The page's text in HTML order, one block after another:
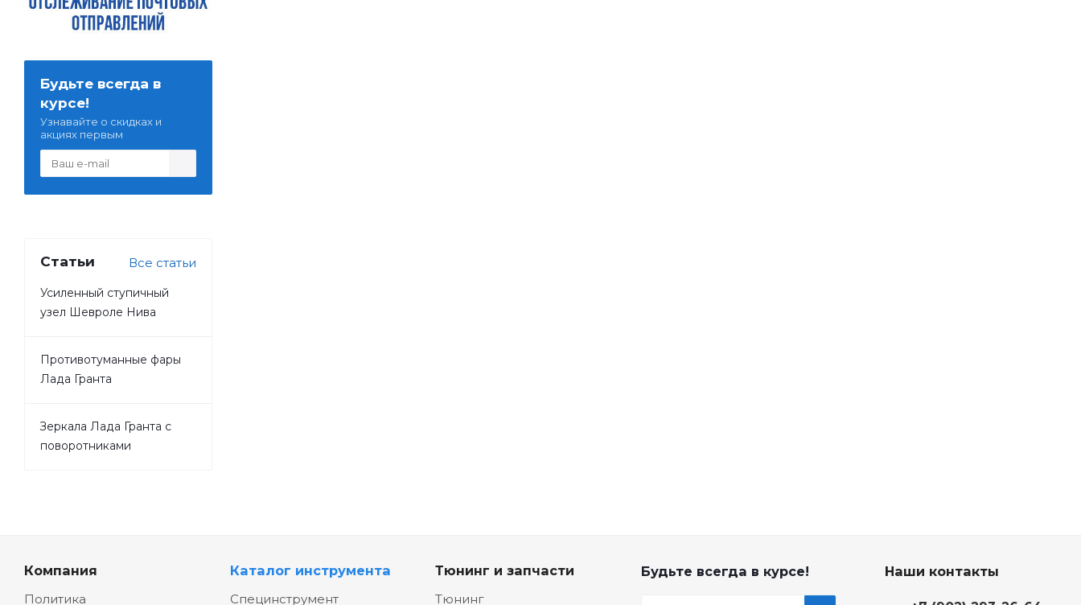
Будьте всегда в
курсе!
Узнавайте о скидках и
акциях первым
Статьи Все статьи
Усиленный ступичный
узел Шевроле Нива
Противотуманные фары
Лада Гранта
Зеркала Лада Гранта с
поворотниками
Компания
Политика
Каталог инструмента
Специнструмент
Тюнинг и запчасти
Тюнинг
Будьте всегда в курсе! Наши контакты